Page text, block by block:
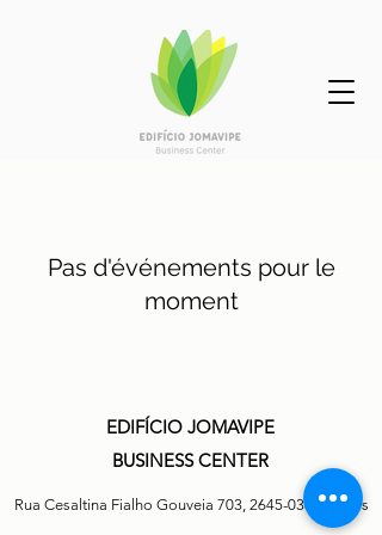
Pas d'événements pour le
moment
EDIFÍCIO JOMAVIPE
BUSINESS CENTER
Rua Cesaltina Fialho Gouveia 703, 2645-038 Cascais